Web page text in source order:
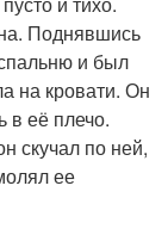
Поднявшись
и был
на кровати. Он
в её плечо.
скучал по ней,
ее